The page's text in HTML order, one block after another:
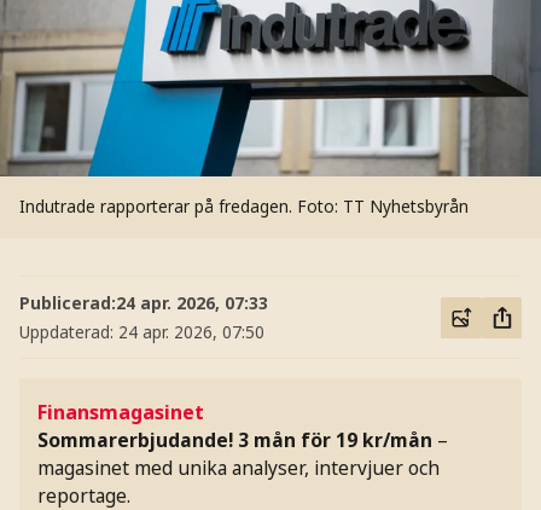
Indutrade rapporterar på fredagen. Foto: TT Nyhetsbyrån
Publicerad:24 apr. 2026, 07:33
Uppdaterad: 24 apr. 2026, 07:50
Finansmagasinet
Sommarerbjudande! 3 mån för 19 kr/mån –
magasinet med unika analyser, intervjuer och
reportage.